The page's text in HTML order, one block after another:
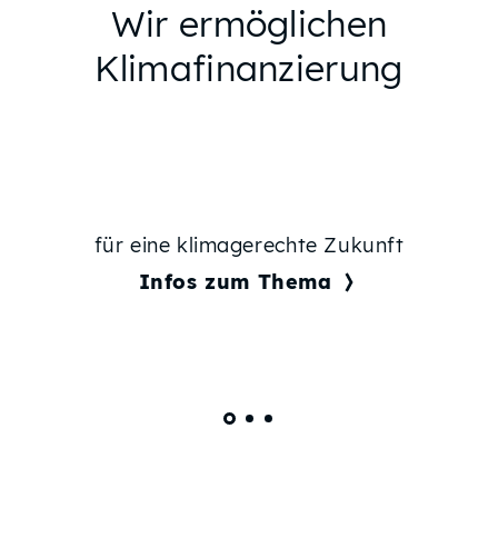
Wir ermöglichen
Klimafinanzierung
für eine klimagerechte Zukunft
Infos zum Thema